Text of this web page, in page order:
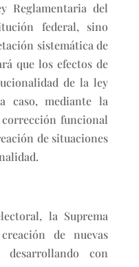
Reglamentaria del
federal, sino
sistemática de
que los efectos de
de la ley
caso, mediante la
funcional
de situaciones
la Suprema
de nuevas
desarrollando con